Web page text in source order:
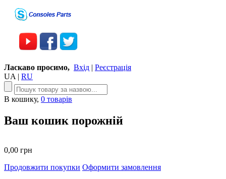
Ласкаво просимо, Вхід | Реєстрація
UA | RU
В кошику, 0 товарів
Ваш кошик порожній
0,00 грн
Продовжити покупки Оформити замовлення